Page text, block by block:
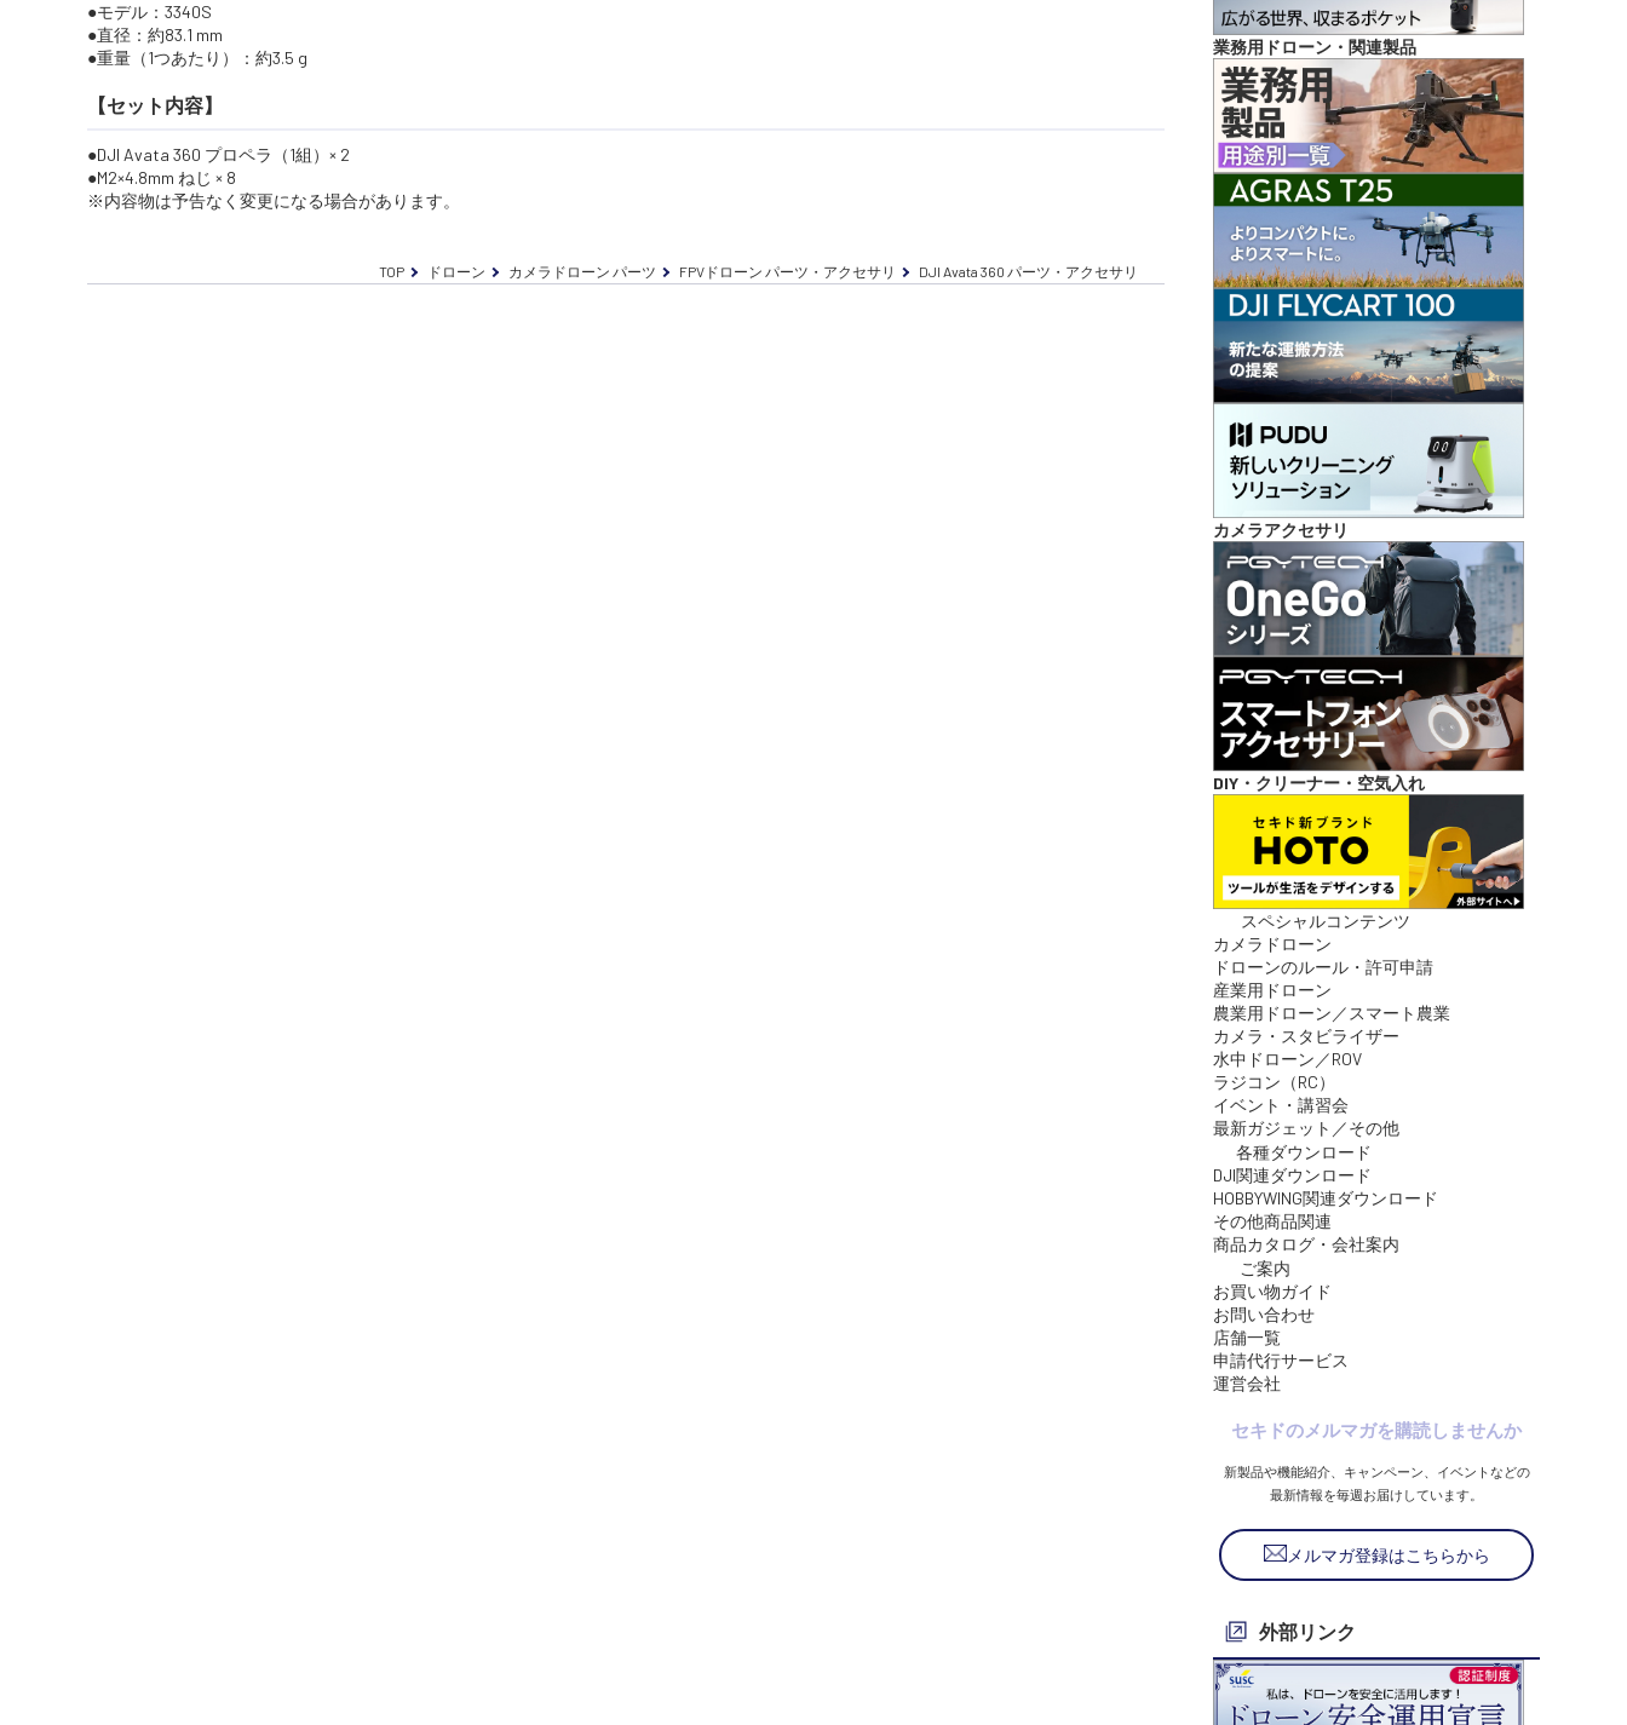
業務用ドローン・関連製品
カメラアクセサリ
DIY・クリーナー・空気入れ
スペシャルコンテンツ
カメラドローン
ドローンのルール・許可申請
産業用ドローン
農業用ドローン／スマート農業
カメラ・スタビライザー
水中ドローン／ROV
ラジコン（RC）
イベント・講習会
最新ガジェット／その他
各種ダウンロード
DJI関連ダウンロード
HOBBYWING関連ダウンロード
その他商品関連
商品カタログ・会社案内
ご案内
お買い物ガイド
お問い合わせ
店舗一覧
申請代行サービス
運営会社
セキドのメルマガを購読しませんか
新製品や機能紹介、キャンペーン、イベントなどの
最新情報を毎週お届けしています。
メルマガ登録はこちらから
外部リンク
モデル：3340S
直径：約83.1 mm
重量（1つあたり）：約3.5 g
【セット内容】
DJI Avata 360 プロペラ（1組）× 2
M2×4.8mm ねじ × 8
※内容物は予告なく変更になる場合があります。
TOP ドローン カメラドローン パーツ FPVドローン パーツ・アクセサリ DJI Avata 360 パーツ・アクセサリ